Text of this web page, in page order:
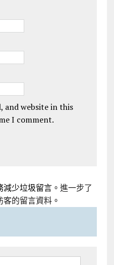
and website in this
I comment.
少垃圾留言。 進一步了
客的留言資料。